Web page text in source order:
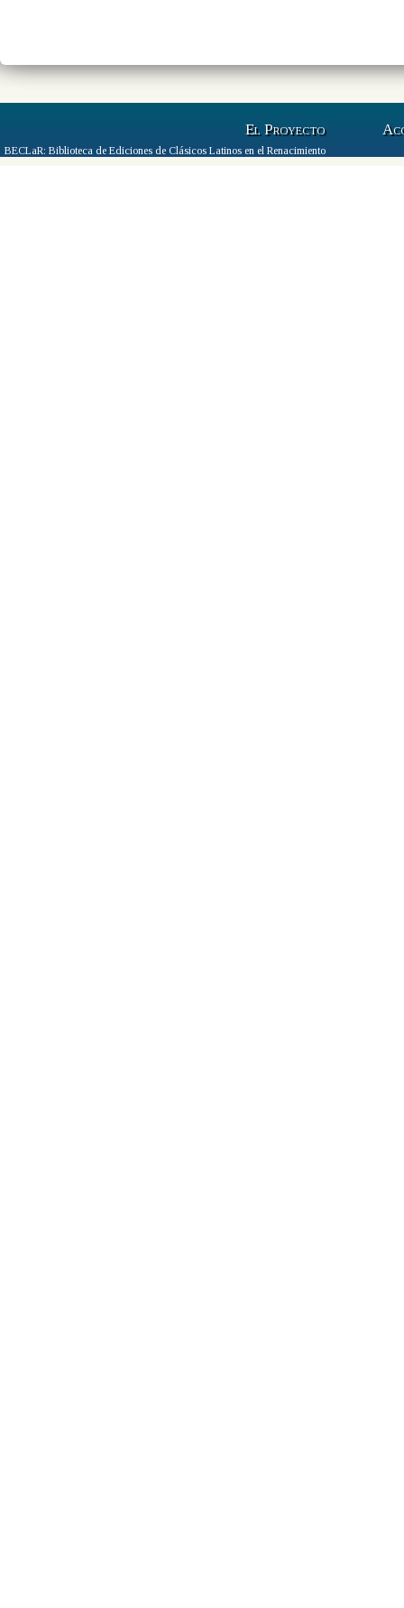
El Proyecto
BECLaR: Biblioteca de Ediciones de Clásicos Latinos en el Renacimiento